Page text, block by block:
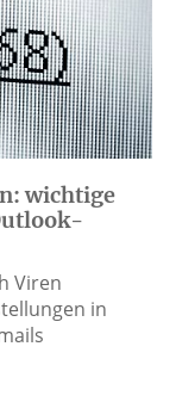
wichtige
Viren
in